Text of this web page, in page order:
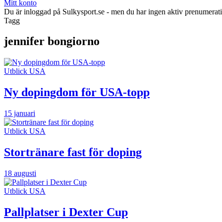
Mitt konto
Du är inloggad på Sulkysport.se - men du har ingen aktiv
Tagg
jennifer bongiorno
Utblick USA
Ny dopingdom för USA-topp
15 januari
Utblick USA
Stortränare fast för doping
18 augusti
Utblick USA
Pallplatser i Dexter Cup